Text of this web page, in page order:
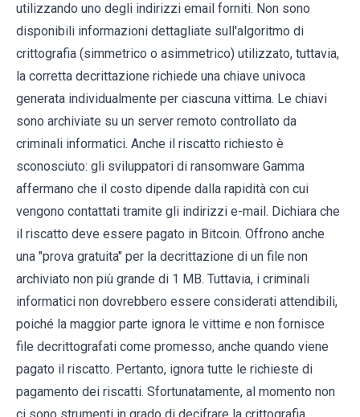
utilizzando uno degli indirizzi email forniti. Non sono
disponibili informazioni dettagliate sull'algoritmo di
crittografia (simmetrico o asimmetrico) utilizzato, tuttavia,
la corretta decrittazione richiede una chiave univoca
generata individualmente per ciascuna vittima. Le chiavi
sono archiviate su un server remoto controllato da
criminali informatici. Anche il riscatto richiesto è
sconosciuto: gli sviluppatori di ransomware Gamma
affermano che il costo dipende dalla rapidità con cui
vengono contattati tramite gli indirizzi e-mail. Dichiara che
il riscatto deve essere pagato in Bitcoin. Offrono anche
una "prova gratuita" per la decrittazione di un file non
archiviato non più grande di 1 MB. Tuttavia, i criminali
informatici non dovrebbero essere considerati attendibili,
poiché la maggior parte ignora le vittime e non fornisce
file decrittografati come promesso, anche quando viene
pagato il riscatto. Pertanto, ignora tutte le richieste di
pagamento dei riscatti. Sfortunatamente, al momento non